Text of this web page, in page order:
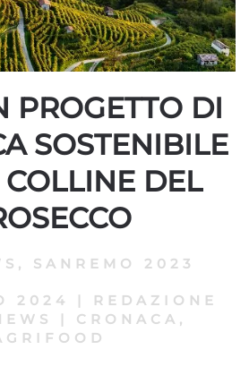
PROGETTO DI
SOSTENIBILE
COLLINE DEL
, SANREMO 2023
2024 |
REDAZIONE
| CRONACA,